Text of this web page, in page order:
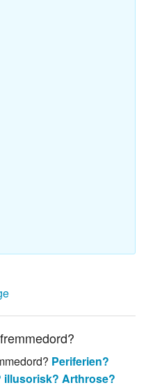
Periferien?
illusorisk? Arthrose?